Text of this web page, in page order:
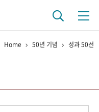
Home 50년 기념 성과 50선